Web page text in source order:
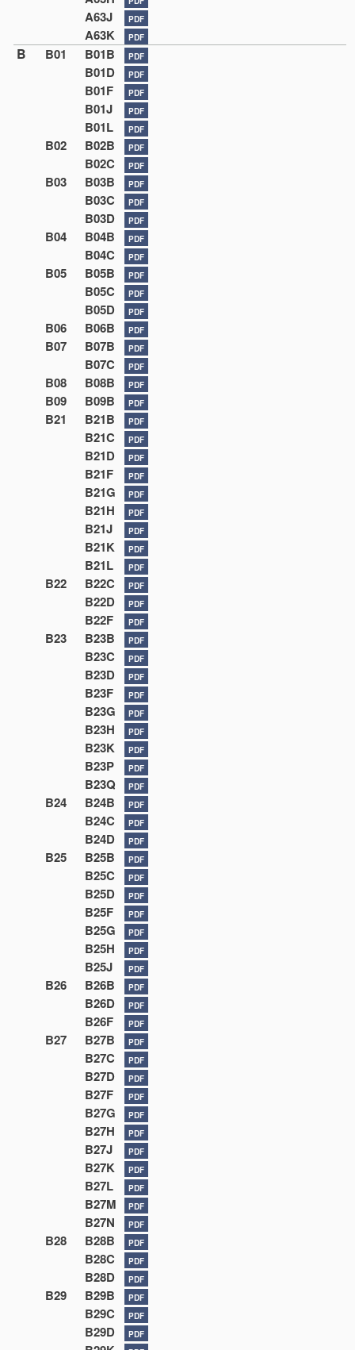
A63J PDF
A63K PDF
B B01 B01B PDF
B01D PDF
B01F PDF
B01J PDF
B01L PDF
B02 B02B PDF
B02C PDF
B03 B03B PDF
B03C PDF
B03D PDF
B04 B04B PDF
B04C PDF
B05 B05B PDF
B05C PDF
B05D PDF
B06 B06B PDF
B07 B07B PDF
B07C PDF
B08 B08B PDF
B09 B09B PDF
B21 B21B PDF
B21C PDF
B21D PDF
B21F PDF
B21G PDF
B21H PDF
B21J PDF
B21K PDF
B21L PDF
B22 B22C PDF
B22D PDF
B22F PDF
B23 B23B PDF
B23C PDF
B23D PDF
B23F PDF
B23G PDF
B23H PDF
B23K PDF
B23P PDF
B23Q PDF
B24 B24B PDF
B24C PDF
B24D PDF
B25 B25B PDF
B25C PDF
B25D PDF
B25F PDF
B25G PDF
B25H PDF
B25J PDF
B26 B26B PDF
B26D PDF
B26F PDF
B27 B27B PDF
B27C PDF
B27D PDF
B27F PDF
B27G PDF
B27H PDF
B27J PDF
B27K PDF
B27L PDF
B27M PDF
B27N PDF
B28 B28B PDF
B28C PDF
B28D PDF
B29 B29B PDF
B29C PDF
B29D PDF